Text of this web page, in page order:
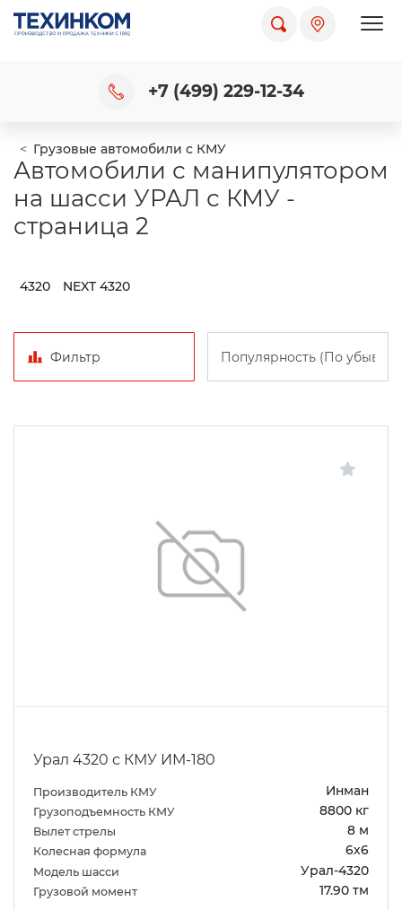
+7 (499) 229-12-34
Грузовые автомобили с КМУ
Автомобили с манипулятором
на шасси УРАЛ с КМУ -
страница 2
4320 NEXT 4320
Фильтр
Урал 4320 с КМУ ИМ-180
Производитель КМУ Инман
Грузоподъемность КМУ 8800 кг
Вылет стрелы 8 м
Колесная формула 6х6
Модель шасси Урал-4320
Грузовой момент 17.90 тм